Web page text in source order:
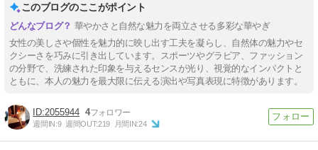
このブログのここがポイント
華やかさと自然な魅力を両立させる多彩な華やぎ
女性の美しさや個性を魅力的に映し出す工夫を凝らし、自然体の魅力やセ
クシーさを巧みに引き出しています。スポーツやグラビア、ファッション
の分野で、洗練された印象を与えるセンスが光り、視覚的なインパクトと
ともに、本人の魅力を最大限に伝える演出や写真表現に特徴があります。
2055944 4
週間IN:9 週間OUT:219 月間IN:24